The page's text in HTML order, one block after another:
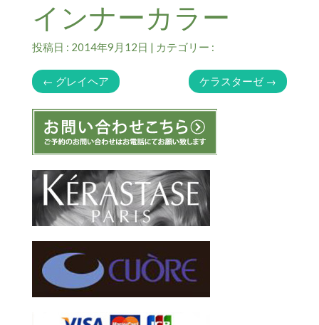
インナーカラー
投稿日 : 2014年9月12日 | カテゴリー :
← グレイヘア ケラスターゼ →